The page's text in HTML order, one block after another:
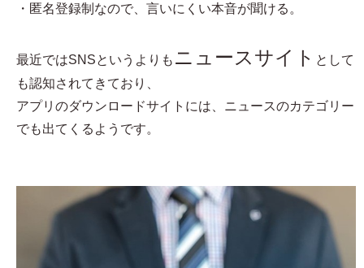
・匿名登録制なので、言いにくい本音が聞ける。
最近ではSNSというよりも ニュースサイト として
も認知されてきており、
アプリのダウンロードサイトには、ニュースのカテゴリー
でも出てくるようです。